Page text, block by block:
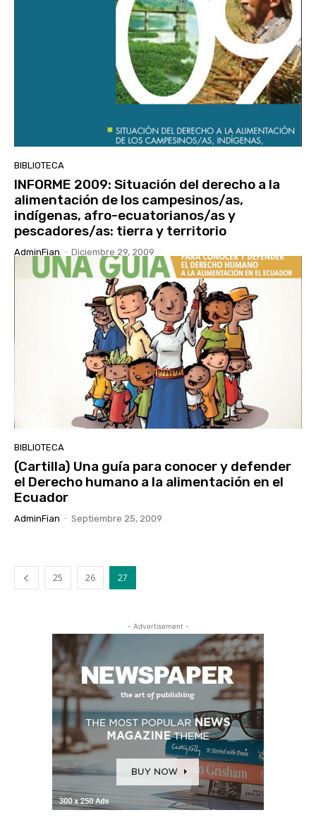
BIBLIOTECA
INFORME 2009: Situación del derecho a la
alimentación de los campesinos/as,
indígenas, afro-ecuatorianos/as y
pescadores/as: tierra y territorio
AdminFian - Diciembre 29, 2009
BIBLIOTECA
(Cartilla) Una guía para conocer y defender
el Derecho humano a la alimentación en el
Ecuador
AdminFian - Septiembre 25, 2009
25 26 27
- Advertisement -